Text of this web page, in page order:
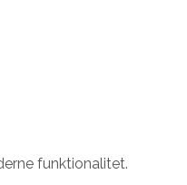
funktionalitet.